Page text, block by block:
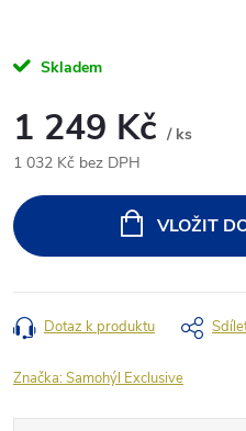
Skladem
1 249 Kč / ks
1 032 Kč bez DPH
cena:
VLOŽIT
Dotaz k produktu
Značka:Samohýl Exclusive